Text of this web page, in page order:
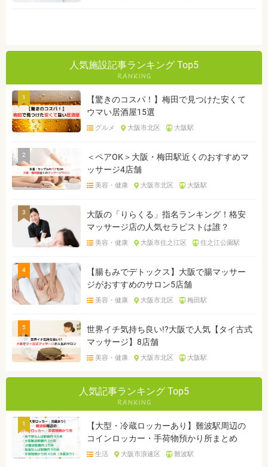
人気施設記事ランキング Top5
1
【驚きのコスパ！】梅田で見つけた安くて
ウマい居酒屋15選
グルメ 大阪市北区 大阪駅
2
＜ペアOK＞大阪・梅田駅近くのおすすめマ
ッサージ4店舗
美容・健康 大阪市北区 大阪駅
3
大阪の「りらくる」指名ランキング！格安
マッサージ店の人気セラピストは誰？
美容・健康 大阪市住之江区 住之江公園駅
4
【腸もみでデトックス】大阪で腸マッサー
ジがおすすめのサロン5店舗
美容・健康 大阪市北区 梅田駅
5
世界イチ気持ち良い!?大阪で人気【タイ古式
マッサージ】8店舗
美容・健康 大阪市北区 大阪駅
人気記事ランキング Top5
1
【大型・冷蔵ロッカーあり】難波駅周辺の
コインロッカー・手荷物預かり所まとめ
生活 大阪市浪速区 難波駅